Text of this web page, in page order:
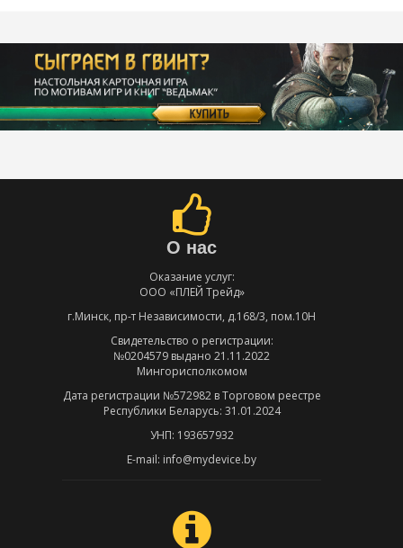
О нас
Оказание услуг:
ООО «ПЛЕЙ Трейд»
г.Минск, пр-т Независимости, д.168/3, пом.10Н
Свидетельство о регистрации:
№0204579 выдано 21.11.2022
Мингорисполкомом
Дата регистрации №572982 в Торговом реестре
Республики Беларусь: 31.01.2024
УНП: 193657932
E-mail: info@mydevice.by